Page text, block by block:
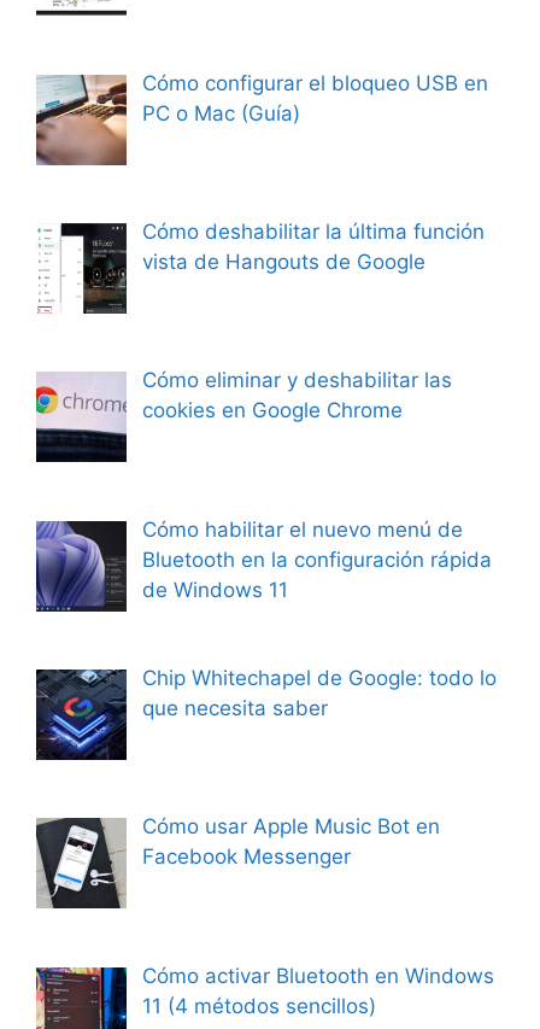
Cómo configurar el bloqueo USB en
PC o Mac (Guía)
Cómo deshabilitar la última función
vista de Hangouts de Google
Cómo eliminar y deshabilitar las
cookies en Google Chrome
Cómo habilitar el nuevo menú de
Bluetooth en la configuración rápida
de Windows 11
Chip Whitechapel de Google: todo lo
que necesita saber
Cómo usar Apple Music Bot en
Facebook Messenger
Cómo activar Bluetooth en Windows
11 (4 métodos sencillos)